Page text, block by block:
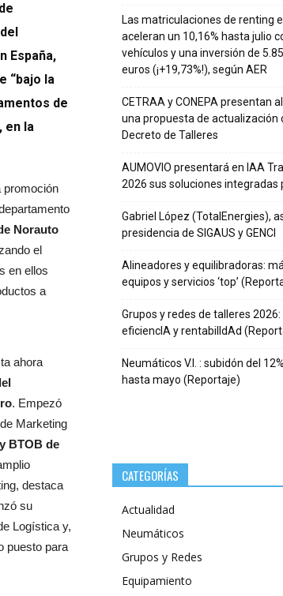
España,
“bajo la
de
en la
promoción
Norauto
el
en ellos
a
ahora
. Empezó
Marketing
BTOB de
destaca
su
Logística y,
puesto para
Las matriculaciones de renting
aceleran un 10,16% hasta julio
vehículos y una inversión de
euros (¡+19,73%!), según AER
CETRAA y CONEPA presentan
una propuesta de actualización
Decreto de Talleres
AUMOVIO presentará en IAA
2026 sus soluciones integradas
Gabriel López (TotalEnergies),
presidencia de SIGAUS y GENCI
Alineadores y equilibradoras:
equipos y servicios ‘top’
Grupos y redes de talleres 2026:
eficiencIA y rentabilIdAd
Neumáticos V.I. : subidón del
hasta mayo (Reportaje)
CATEGORÍAS
Actualidad
Neumáticos
Grupos y Redes
Equipamiento